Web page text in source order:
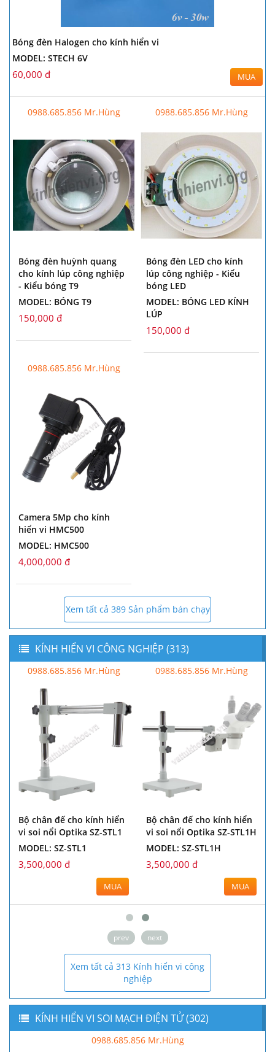
Bóng đèn Halogen cho kính hiển vi
MODEL: STECH 6V
60,000 đ MUA
0988.685.856 Mr.Hùng
Bóng đèn huỳnh quang
cho kính lúp công nghiệp
- Kiểu bóng T9
MODEL: BÓNG T9
150,000 đ
0988.685.856 Mr.Hùng
Bóng đèn LED cho kính
lúp công nghiệp - Kiểu
bóng LED
MODEL: BÓNG LED KÍNH
LÚP
150,000 đ
0988.685.856 Mr.Hùng
Camera 5Mp cho kính
hiển vi HMC500
MODEL: HMC500
4,000,000 đ
Xem tất cả 389 Sản phẩm bán chạy
KÍNH HIỂN VI CÔNG NGHIỆP (313)
0988.685.856 Mr.Hùng
Bộ chân đế cho kính hiển
vi soi nổi Optika SZ-STL1
MODEL: SZ-STL1
3,500,000 đ
MUA
0988.685.856 Mr.Hùng
Bộ chân đế cho kính hiển
vi soi nổi Optika SZ-STL1H
MODEL: SZ-STL1H
3,500,000 đ
MUA
prev next
Xem tất cả 313 Kính hiển vi công
nghiệp
KÍNH HIỂN VI SOI MẠCH ĐIỆN TỬ (302)
0988.685.856 Mr.Hùng